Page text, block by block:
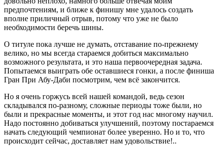
предпочтениям, и ближе к финишу мне удалось создать
вполне приличный отрыв, потому что уже не было
необходимости беречь шины.
О титуле пока лучше не думать, отставание по-прежнему
велико, но мы всегда стараемся добиться максимально
возможного результата, и это наша первоочередная задача.
Попытаемся выиграть обе оставшиеся гонки, а после финиша
Гран При Абу-Даби посмотрим, чем всё закончится.
Но я очень горжусь всей нашей командой, ведь сезон
складывался по-разному, сложные периоды тоже были, но
были и прекрасные моменты, и этот год нас многому научил.
Надо постоянно добиваться улучшений, поэтому постараемся
начать следующий чемпионат более уверенно. Но и то, что
происходит сейчас, доставляет нам удовольствие!..